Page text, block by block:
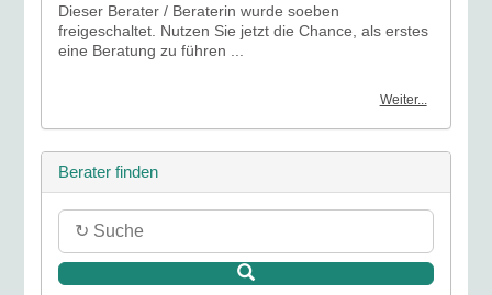
Dieser Berater / Beraterin wurde soeben
freigeschaltet. Nutzen Sie jetzt die Chance, als erstes
eine Beratung zu führen ...
Weiter...
Berater finden